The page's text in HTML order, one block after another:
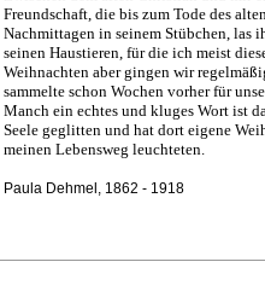
Freundschaft, die bis zum Tode des
Nachmittagen in seinem Stübchen, las
seinen Haustieren, für die ich meist
Weihnachten aber gingen wir
sammelte schon Wochen vorher für
Manch ein echtes und kluges Wort ist
Seele geglitten und hat dort eigene
meinen Lebensweg leuchteten.
Paula Dehmel, 1862 - 1918